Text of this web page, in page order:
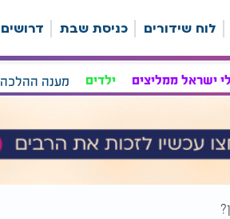
לוח שידורים כניסת שבת דרושים
ישראל ממליצים ילדים מענה ההלכה